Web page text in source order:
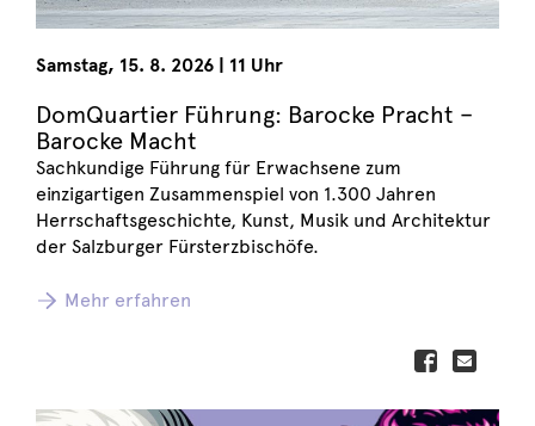
Samstag, 15. 8. 2026 | 11 Uhr
DomQuartier Führung: Barocke Pracht –
Barocke Macht
Sachkundige Führung für Erwachsene zum
einzigartigen Zusammenspiel von 1.300 Jahren
Herrschaftsgeschichte, Kunst, Musik und Architektur
der Salzburger Fürsterzbischöfe.
Mehr erfahren